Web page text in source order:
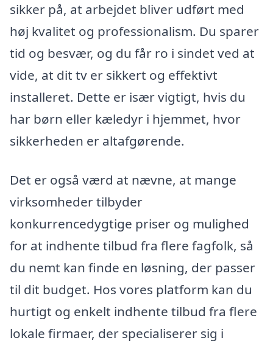
sikker på, at arbejdet bliver udført med
høj kvalitet og professionalism. Du sparer
tid og besvær, og du får ro i sindet ved at
vide, at dit tv er sikkert og effektivt
installeret. Dette er især vigtigt, hvis du
har børn eller kæledyr i hjemmet, hvor
sikkerheden er altafgørende.
Det er også værd at nævne, at mange
virksomheder tilbyder
konkurrencedygtige priser og mulighed
for at indhente tilbud fra flere fagfolk, så
du nemt kan finde en løsning, der passer
til dit budget. Hos vores platform kan du
hurtigt og enkelt indhente tilbud fra flere
lokale firmaer, der specialiserer sig i